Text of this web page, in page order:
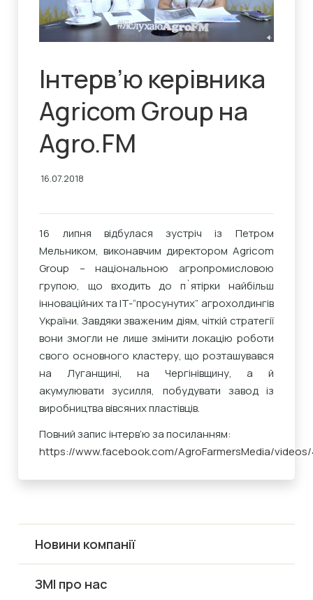
Інтерв’ю керівника
Agricom Group на
Agro.FM
16.07.2018
16 липня відбулася зустріч із Петром
Мельником, виконавчим директором Agricom
Group – національною агропромисловою
групою, що входить до п`ятірки найбільш
інноваційних та IT-“просунутих” агрохолдингів
України. Завдяки зваженим діям, чіткій стратегії
вони змогли не лише змінити локацію роботи
свого основного кластеру, що розташувався
на Луганщині, на Чергінівщину, а й
акумулювати зусилля, побудувати завод із
виробництва вівсяних пластівців.
Повний запис інтерв’ю за посиланням:
https://www.facebook.com/AgroFarmersMedia/
Новини компанії
ЗМІ про нас